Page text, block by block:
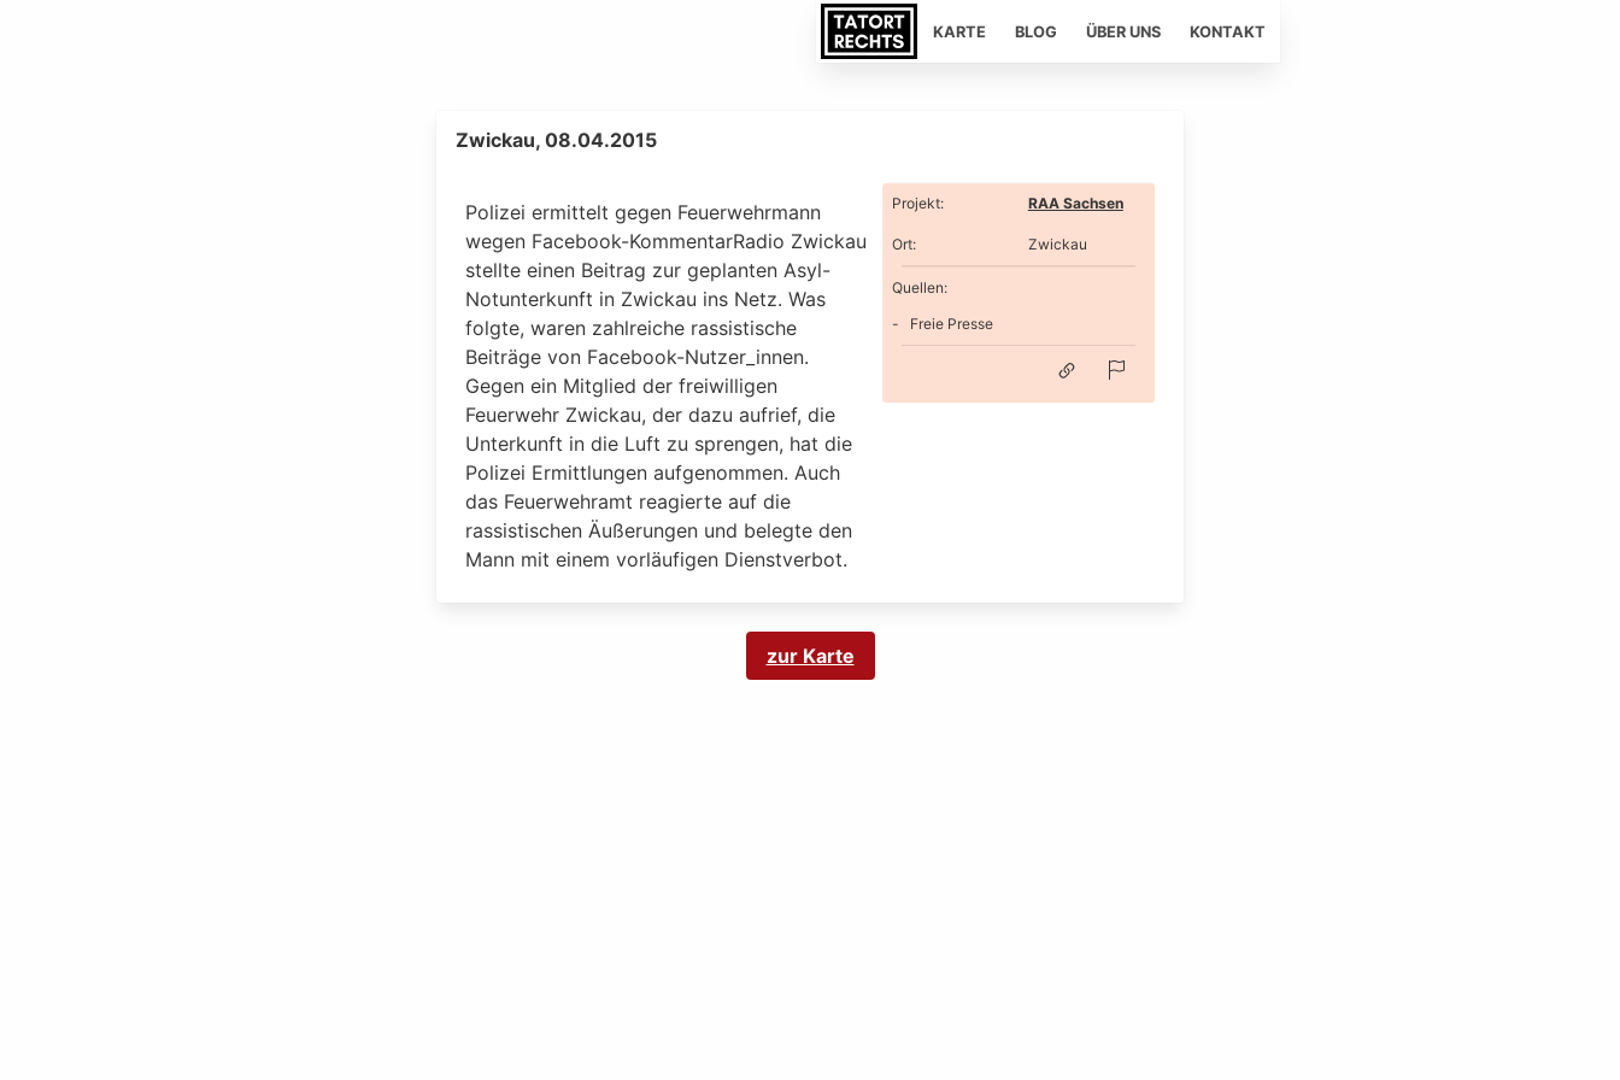
KARTE BLOG ÜBER UNS KONTAKT
Zwickau, 08.04.2015
Polizei ermittelt gegen Feuerwehrmann
wegen Facebook-KommentarRadio Zwickau
stellte einen Beitrag zur geplanten Asyl-
Notunterkunft in Zwickau ins Netz. Was
folgte, waren zahlreiche rassistische
Beiträge von Facebook-Nutzer_innen.
Gegen ein Mitglied der freiwilligen
Feuerwehr Zwickau, der dazu aufrief, die
Unterkunft in die Luft zu sprengen, hat die
Polizei Ermittlungen aufgenommen. Auch
das Feuerwehramt reagierte auf die
rassistischen Äußerungen und belegte den
Mann mit einem vorläufigen Dienstverbot.
Projekt: RAA Sachsen
Ort: Zwickau
Quellen:
Freie Presse
zur Karte